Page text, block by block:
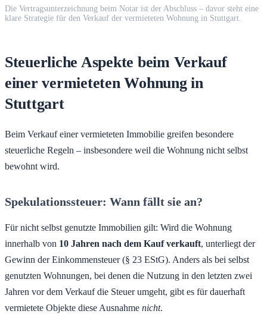
Die Vertragsunterzeichnung beim Notar ist der Abschluss – davor steht eine
klare Strategie für den Verkauf der vermieteten Wohnung in Stuttgart.
Steuerliche Aspekte beim Verkauf
einer vermieteten Wohnung in
Stuttgart
Beim Verkauf einer vermieteten Immobilie greifen besondere
steuerliche Regeln – insbesondere weil die Wohnung nicht selbst
bewohnt wird.
Spekulationssteuer: Wann fällt sie an?
Für nicht selbst genutzte Immobilien gilt: Wird die Wohnung
innerhalb von 10 Jahren nach dem Kauf verkauft, unterliegt der
Gewinn der Einkommensteuer (§ 23 EStG). Anders als bei selbst
genutzten Wohnungen, bei denen die Nutzung in den letzten zwei
Jahren vor dem Verkauf die Steuer umgeht, gibt es für dauerhaft
vermietete Objekte diese Ausnahme nicht.